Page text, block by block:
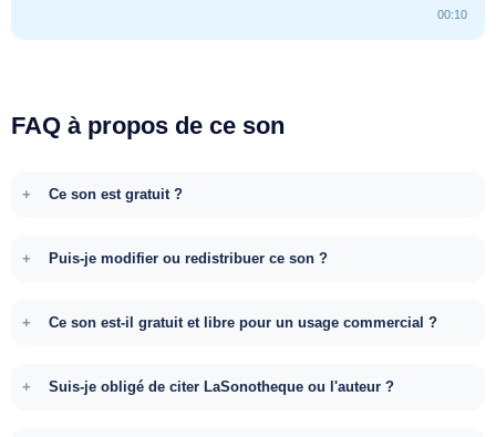
00:10
FAQ à propos de ce son
Ce son est gratuit ?
Puis-je modifier ou redistribuer ce son ?
Ce son est-il gratuit et libre pour un usage commercial ?
Suis-je obligé de citer LaSonotheque ou l'auteur ?